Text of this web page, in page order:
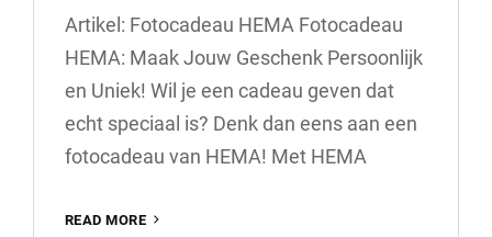
Artikel: Fotocadeau HEMA Fotocadeau
HEMA: Maak Jouw Geschenk Persoonlijk
en Uniek! Wil je een cadeau geven dat
echt speciaal is? Denk dan eens aan een
fotocadeau van HEMA! Met HEMA
READ MORE